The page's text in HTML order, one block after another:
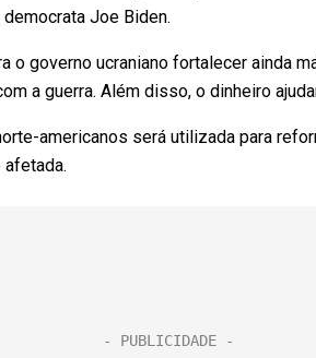
Joe Biden.
o governo ucraniano fortalecer ainda
a guerra. Além disso, o dinheiro
americanos será utilizada para
afetada.